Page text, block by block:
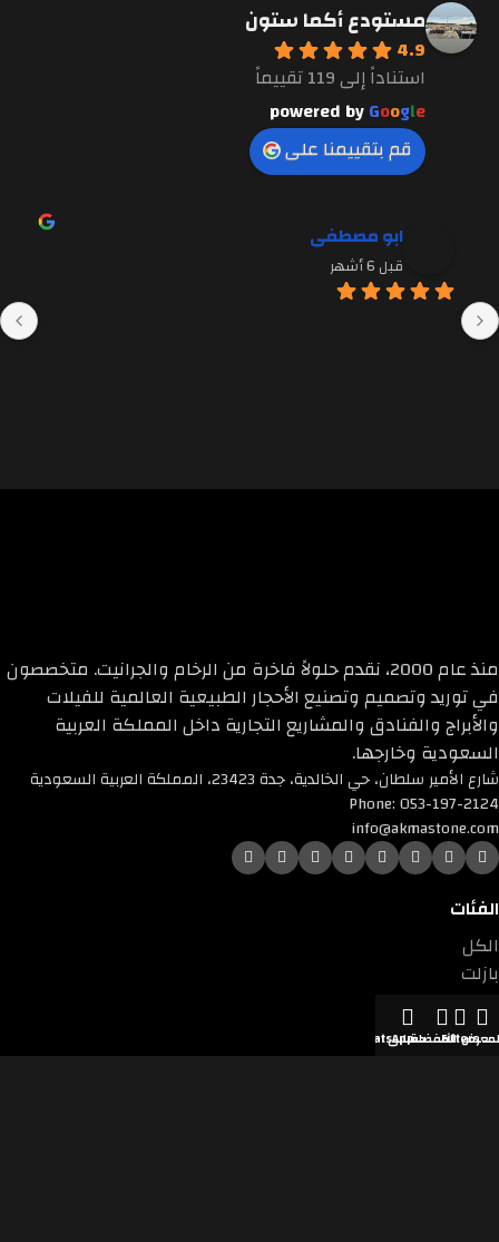
مستودع أكما ستون
4.9
استناداً إلى 119 تقييماً
powered byGoogle
قم بتقييمنا على
ابو مصطفى
قبل 6 أشهر
منذ عام 2000، نقدم حلولاً فاخرة من الرخام والجرانيت. متخصصون
في توريد وتصميم وتصنيع الأحجار الطبيعية العالمية للفيلات
والأبراج والفنادق والمشاريع التجارية داخل المملكة العربية
السعودية وخارجها.
شارع الأمير سلطان، حي الخالدية، جدة 23423، المملكة العربية السعودية
Phone: 053-197-2124
info@akmastone.com
الفئات
الكل
بازلت
ترافرتينو
تيرازو
جرانيت
Filtersالمفضلةحسابي
WhatsApp